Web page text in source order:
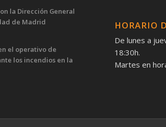
la Dirección General
de Madrid
el operativo de
los incendios en la
HORARIO
De lunes a
18:30h.
Martes en